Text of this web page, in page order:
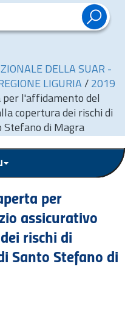
DELLA SUAR -
LIGURIA / 2019
per l'affidamento del
copertura dei rischi di
Stefano di Magra
per
assicurativo
rischi di
Santo Stefano di